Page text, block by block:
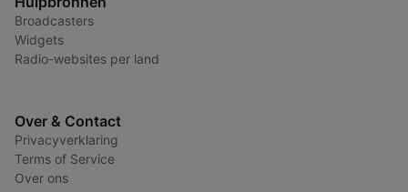
Broadcasters
Widgets
Radio-websites per land
Over & Contact
Privacyverklaring
Terms of Service
Over ons